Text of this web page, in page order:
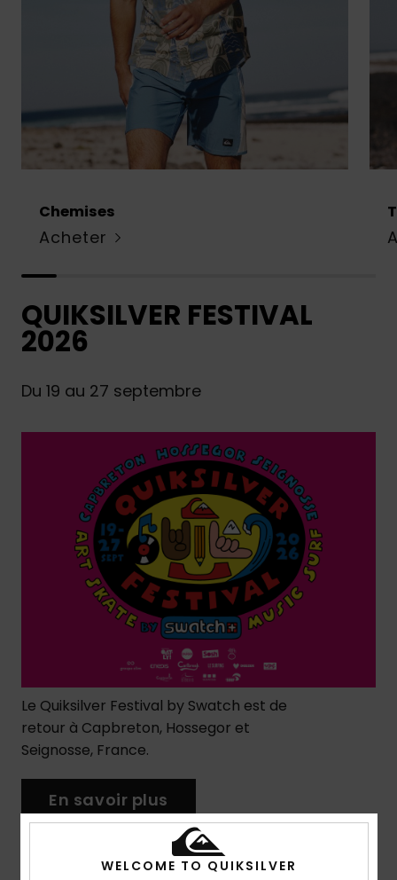
Chemises
Acheter
QUIKSILVER FESTIVAL
2026
Du 19 au 27 septembre
Le Quiksilver Festival by Swatch est de
retour à Capbreton, Hossegor et
Seignosse, France.
En savoir plus
WELCOME TO QUIKSILVER